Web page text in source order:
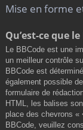
Mise en forme
Qu’est-ce que le
Le BBCode est une
un meilleur contrôle
BBCode est
également possible
formulaire de
HTML, les balises
place des chevrons «
BBCode, veuillez